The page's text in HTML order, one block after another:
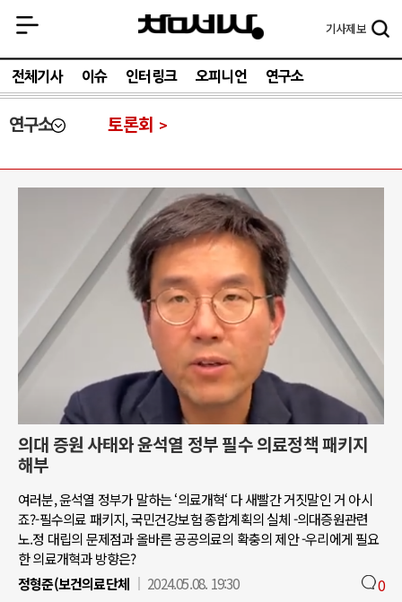
기사제보
전체기사 이슈 인터링크 오피니언 연구소
연구소 토론회
의대 증원 사태와 윤석열 정부 필수 의료정책 패키지
해부
여러분, 윤석열 정부가 말하는 ‘의료개혁‘ 다 새빨간 거짓말인 거 아시
죠?-필수의료 패키지, 국민건강보험 종합계획의 실체 -의대증원관련
노.정 대립의 문제점과 올바른 공공의료의 확충의 제안 -우리에게 필요
한 의료개혁과 방향은?
정형준(보건의료단체
2024.05.08. 19:30 0